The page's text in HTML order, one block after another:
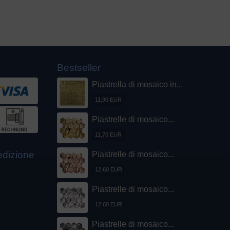
Bestseller
Piastrella di mosaico in...
11,90 EUR
Piastrelle di mosaico...
11,70 EUR
Piastrelle di mosaico...
12,60 EUR
Piastrelle di mosaico...
12,60 EUR
Piastrelle di mosaico...